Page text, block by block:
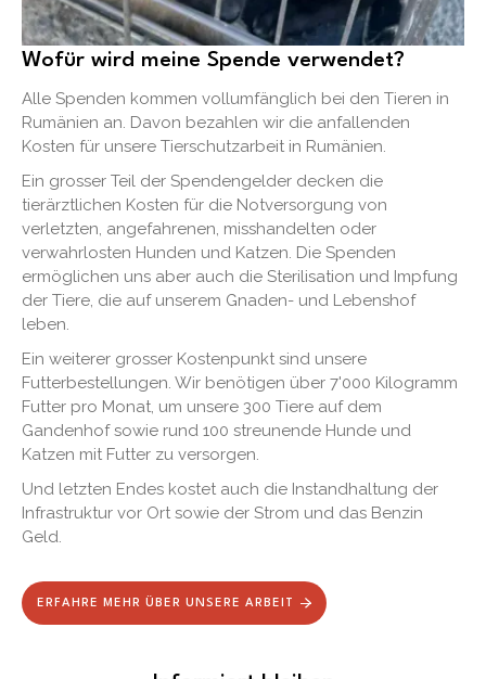
Wofür wird meine Spende verwendet?
Alle Spenden kommen vollumfänglich bei den Tieren in
Rumänien an. Davon bezahlen wir die anfallenden
Kosten für unsere Tierschutzarbeit in Rumänien.
Ein grosser Teil der Spendengelder decken die
tierärztlichen Kosten für die Notversorgung von
verletzten, angefahrenen, misshandelten oder
verwahrlosten Hunden und Katzen. Die Spenden
ermöglichen uns aber auch die Sterilisation und Impfung
der Tiere, die auf unserem Gnaden- und Lebenshof
leben.
Ein weiterer grosser Kostenpunkt sind unsere
Futterbestellungen. Wir benötigen über 7'000 Kilogramm
Futter pro Monat, um unsere 300 Tiere auf dem
Gandenhof sowie rund 100 streunende Hunde und
Katzen mit Futter zu versorgen.
Und letzten Endes kostet auch die Instandhaltung der
Infrastruktur vor Ort sowie der Strom und das Benzin
Geld.
ERFAHRE MEHR ÜBER UNSERE ARBEIT